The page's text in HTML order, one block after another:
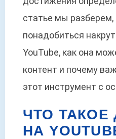
статье мы
понадобиться
YouTube, как она
контент и почему
этот инструмент с
ЧТО ТАКОЕ
НА